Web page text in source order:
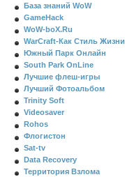
База знаний WoW
GameHack
WoW-boX.Ru
WarCraft-Как Стиль Жизни
Южный Парк Онлайн
South Park OnLine
Лучшие флеш-игры
Лучший Фотоальбом
Trinity Soft
Videosaver
Rohos
Флогистон
Sat-tv
Data Recovery
Территория Взлома